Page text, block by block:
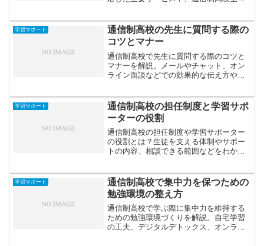
学習サポート
通信制高校の先生に質問する際の
コツとマナー
通信制高校で先生に質問する際のコツと
マナーを解説。メールやチャット、オン
ライン面談などでの効果的な伝え方や、
学習サポート
通信制高校の担任制度と学習サポ
ーターの役割
通信制高校の担任制度や学習サポーター
の役割とは？生徒を支える体制やサポー
トの内容、相談できる範囲などをわかり
学習サポート
通信制高校で集中力を保つための
勉強環境の整え方
通信制高校で学ぶ際に集中力を維持する
ための勉強環境づくりを解説。自宅学習
の工夫、デジタルデトックス、オンライ